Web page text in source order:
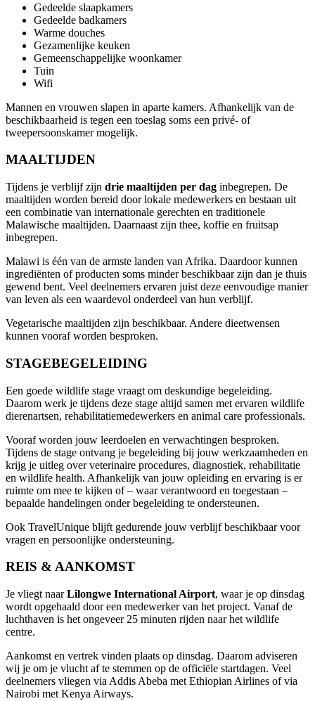
Gedeelde slaapkamers
Gedeelde badkamers
Warme douches
Gezamenlijke keuken
Gemeenschappelijke woonkamer
Tuin
Wifi
Mannen en vrouwen slapen in aparte kamers. Afhankelijk van de
beschikbaarheid is tegen een toeslag soms een privé- of
tweepersoonskamer mogelijk.
MAALTIJDEN
Tijdens je verblijf zijn drie maaltijden per dag inbegrepen. De
maaltijden worden bereid door lokale medewerkers en bestaan uit
een combinatie van internationale gerechten en traditionele
Malawische maaltijden. Daarnaast zijn thee, koffie en fruitsap
inbegrepen.
Malawi is één van de armste landen van Afrika. Daardoor kunnen
ingrediënten of producten soms minder beschikbaar zijn dan je thuis
gewend bent. Veel deelnemers ervaren juist deze eenvoudige manier
van leven als een waardevol onderdeel van hun verblijf.
Vegetarische maaltijden zijn beschikbaar. Andere dieetwensen
kunnen vooraf worden besproken.
STAGEBEGELEIDING
Een goede wildlife stage vraagt om deskundige begeleiding.
Daarom werk je tijdens deze stage altijd samen met ervaren wildlife
dierenartsen, rehabilitatiemedewerkers en animal care professionals.
Vooraf worden jouw leerdoelen en verwachtingen besproken.
Tijdens de stage ontvang je begeleiding bij jouw werkzaamheden en
krijg je uitleg over veterinaire procedures, diagnostiek, rehabilitatie
en wildlife health. Afhankelijk van jouw opleiding en ervaring is er
ruimte om mee te kijken of – waar verantwoord en toegestaan –
bepaalde handelingen onder begeleiding te ondersteunen.
Ook TravelUnique blijft gedurende jouw verblijf beschikbaar voor
vragen en persoonlijke ondersteuning.
REIS & AANKOMST
Je vliegt naarLilongwe International Airport, waar je op dinsdag
wordt opgehaald door een medewerker van het project. Vanaf de
luchthaven is het ongeveer 25 minuten rijden naar het wildlife
centre.
Aankomst en vertrek vinden plaats op dinsdag. Daarom adviseren
wij je om je vlucht af te stemmen op de officiële startdagen. Veel
deelnemers vliegen via Addis Abeba met Ethiopian Airlines of via
Nairobi met Kenya Airways.